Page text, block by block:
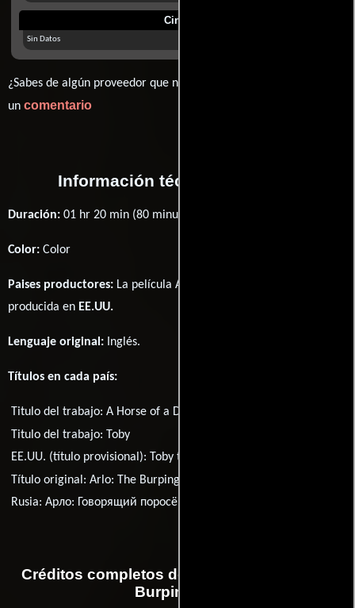
Cines
Sin Datos
¿Sabes de algún proveedor que no estamos mostrando? déjanos
un comentario
Información técnica y general
Duración: 01 hr 20 min (80 minutos) .
Color: Color
Paises productores: La película Arlo: The Burping Pig fué
producida en EE.UU.
Lenguaje original: Inglés.
Títulos en cada país:
Titulo del trabajo:A Horse of a Different Color
Titulo del trabajo: Toby
EE.UU. (título provisional): Toby the Burping Pig
Título original:Arlo: The Burping Pig
Rusia:Арло: Говорящий поросёнок
Créditos completos de la película Arlo: The
Burping Pig